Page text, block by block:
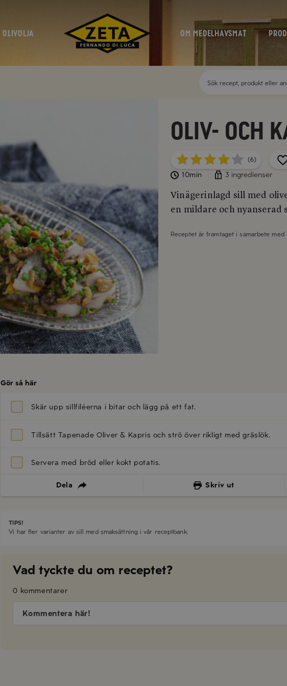
OLIVOLJA OM MEDELHAVSMAT
Oliv- och
(6)
10min
3 ingredienser
Vinägerinlagd sill med
en mildare och nyanserad
Receptet är framtaget i samarbete med
Gör så här
Skär upp sillfiléerna i bitar och lägg på ett fat.
Tillsätt Tapenade Oliver & Kapris och strö över rikligt med gräslök.
Servera med bröd eller kokt potatis.
Dela Skriv ut
TIPS!
Vi har fler varianter av sill med smaksättning i vår receptbank.
Vad tyckte du om receptet?
0 kommentarer
Kommentera här!